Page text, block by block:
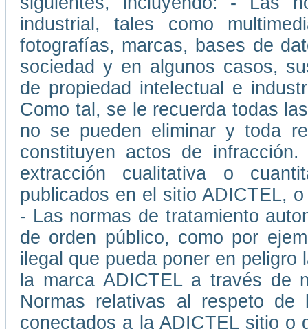
industrial, tales como
fotografías, marcas, bases de
sociedad y en algunos casos,
de propiedad intelectual e
Como tal, se le recuerda todas
no se pueden eliminar y toda
constituyen actos de
extracción cualitativa o
publicados en el sitio ADICTEL,
- Las normas de tratamiento
de orden público, como por
ilegal que pueda poner en
la marca ADICTEL a través de
Normas relativas al respeto
conectados a la ADICTEL sitio o